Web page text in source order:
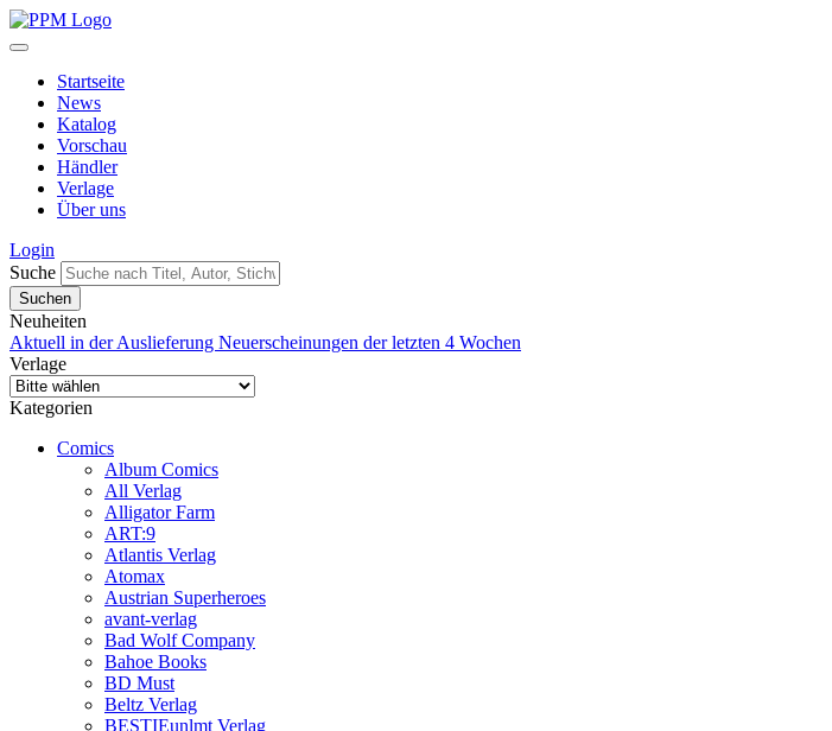
Startseite
News
Katalog
Vorschau
Händler
Verlage
Über uns
Login
Suche
Neuheiten
Aktuell in der Auslieferung Neuerscheinungen der letzten 4 Wochen
Verlage
Kategorien
Comics
Album Comics
All Verlag
Alligator Farm
ART:9
Atlantis Verlag
Atomax
Austrian Superheroes
avant-verlag
Bad Wolf Company
Bahoe Books
BD Must
Beltz Verlag
BESTIEunlmt Verlag